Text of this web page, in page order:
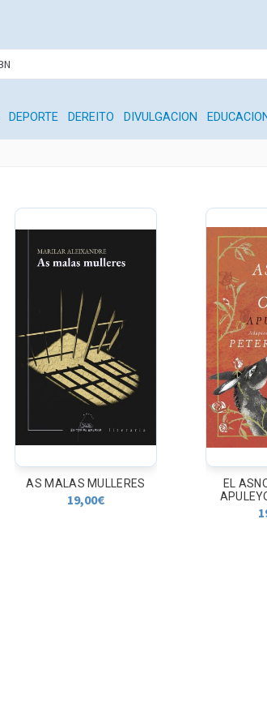
DEPORTE DEREITO DIVULGACION
EL ASNO DE ORO de
APULEYO adaptado...
LOS